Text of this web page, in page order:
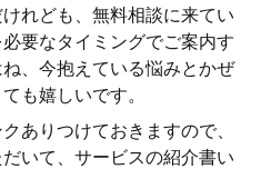
れども、無料相談に来てい
要なタイミングでご案内す
、今抱えている悩みとかぜ
も嬉しいです。
ありつけておきますので、
いて、サービスの紹介書い